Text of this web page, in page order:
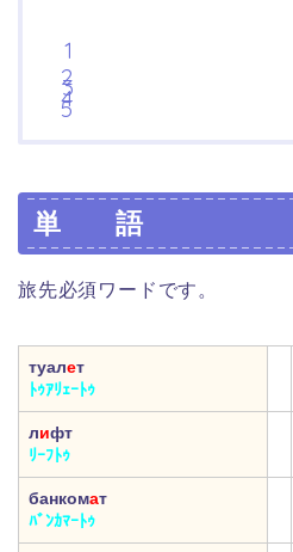
単 語
旅先必須ワードです。
туалет
ﾄｩｱﾘｪｰﾄｩ
лифт
ﾘｰﾌﾄｩ
банкомат
ﾊﾞﾝｶﾏｰﾄｩ